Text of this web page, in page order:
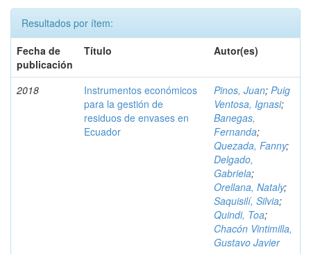
Resultados por ítem:
Fecha de
publicación
Título Autor(es)
2018
Instrumentos económicos
para la gestión de
residuos de envases en
Ecuador
Pinos, Juan; Puig
Ventosa, Ignasi;
Banegas,
Fernanda;
Quezada, Fanny;
Delgado,
Gabriela;
Orellana, Nataly;
Saquisilí, Silvia;
Quindi, Toa;
Chacón Vintimilla,
Gustavo Javier